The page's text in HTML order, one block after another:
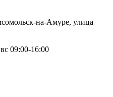
на-Амуре, улица
09:00-16:00